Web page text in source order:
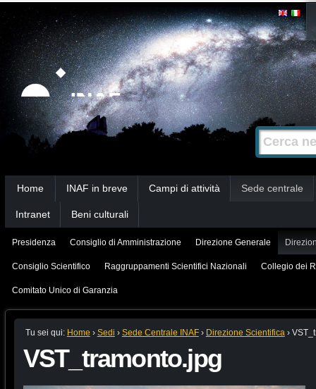
Strumenti
personali
Salta
contenuti.
|
Salta
alla
navigazione
Cerca nel
Ricerca
avanzata…
Home INAF in breve Campi di attività Sede centrale
Intranet Beni culturali
Presidenza Consiglio di Amministrazione Direzione Generale
Consiglio Scientifico Raggruppamenti Scientifici Nazionali Collegio dei
Comitato Unico di Garanzia
Tu sei qui: Home › Sedi › Sede Centrale INAF › Direzione Scientifica ›
VST_tramonto.jpg